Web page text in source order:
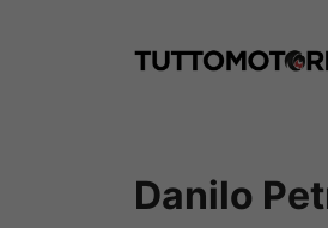
Danilo